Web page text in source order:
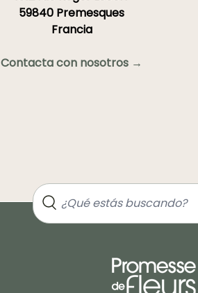
59840 Premesques
Francia
Contacta con nosotros →